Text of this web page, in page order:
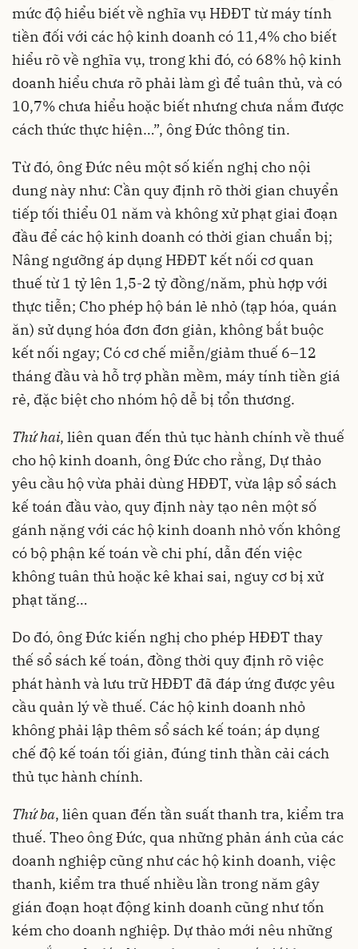
mức độ hiểu biết về nghĩa vụ HĐĐT từ máy tính
tiền đối với các hộ kinh doanh có 11,4% cho biết
hiểu rõ về nghĩa vụ, trong khi đó, có 68% hộ kinh
doanh hiểu chưa rõ phải làm gì để tuân thủ, và có
10,7% chưa hiểu hoặc biết nhưng chưa nắm được
cách thức thực hiện…”, ông Đức thông tin.
Từ đó, ông Đức nêu một số kiến nghị cho nội
dung này như: Cần quy định rõ thời gian chuyển
tiếp tối thiểu 01 năm và không xử phạt giai đoạn
đầu để các hộ kinh doanh có thời gian chuẩn bị;
Nâng ngưỡng áp dụng HĐĐT kết nối cơ quan
thuế từ 1 tỷ lên 1,5-2 tỷ đồng/năm, phù hợp với
thực tiễn; Cho phép hộ bán lẻ nhỏ (tạp hóa, quán
ăn) sử dụng hóa đơn đơn giản, không bắt buộc
kết nối ngay; Có cơ chế miễn/giảm thuế 6–12
tháng đầu và hỗ trợ phần mềm, máy tính tiền giá
rẻ, đặc biệt cho nhóm hộ dễ bị tổn thương.
Thứ hai, liên quan đến thủ tục hành chính về thuế
cho hộ kinh doanh, ông Đức cho rằng, Dự thảo
yêu cầu hộ vừa phải dùng HĐĐT, vừa lập sổ sách
kế toán đầu vào, quy định này tạo nên một số
gánh nặng với các hộ kinh doanh nhỏ vốn không
có bộ phận kế toán về chi phí, dẫn đến việc
không tuân thủ hoặc kê khai sai, nguy cơ bị xử
phạt tăng…
Do đó, ông Đức kiến nghị cho phép HĐĐT thay
thế sổ sách kế toán, đồng thời quy định rõ việc
phát hành và lưu trữ HĐĐT đã đáp ứng được yêu
cầu quản lý về thuế. Các hộ kinh doanh nhỏ
không phải lập thêm sổ sách kế toán; áp dụng
chế độ kế toán tối giản, đúng tinh thần cải cách
thủ tục hành chính.
Thứ ba, liên quan đến tần suất thanh tra, kiểm tra
thuế. Theo ông Đức, qua những phản ánh của các
doanh nghiệp cũng như các hộ kinh doanh, việc
thanh, kiểm tra thuế nhiều lần trong năm gây
gián đoạn hoạt động kinh doanh cũng như tốn
kém cho doanh nghiệp. Dự thảo mới nêu những